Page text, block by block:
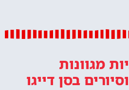
מגוונות
בסן דייגו